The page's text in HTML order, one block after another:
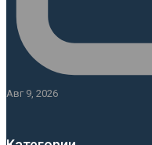
Авг 9, 2026